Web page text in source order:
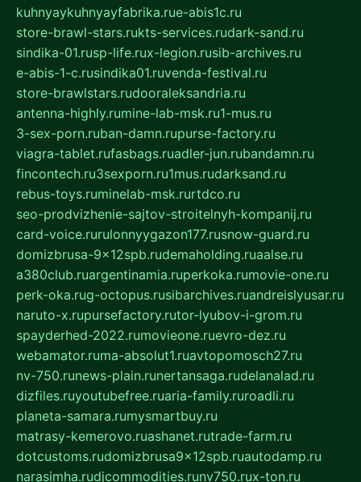
kuhnyaykuhnyayfabrika.rue-abis1c.ru
store-brawl-stars.rukts-services.rudark-sand.ru
sindika-01.rusp-life.rux-legion.rusib-archives.ru
e-abis-1-c.rusindika01.ruvenda-festival.ru
store-brawlstars.rudooraleksandria.ru
antenna-highly.rumine-lab-msk.ru1-mus.ru
3-sex-porn.ruban-damn.rupurse-factory.ru
viagra-tablet.rufasbags.ruadler-jun.rubandamn.ru
fincontech.ru3sexporn.ru1mus.rudarksand.ru
rebus-toys.ruminelab-msk.rurtdco.ru
seo-prodvizhenie-sajtov-stroitelnyh-kompanij.ru
card-voice.rurulonnyygazon177.rusnow-guard.ru
domizbrusa-9x12spb.rudemaholding.ruaalse.ru
a380club.ruargentinamia.ruperkoka.rumovie-one.ru
perk-oka.rug-octopus.rusibarchives.ruandreislyusar.ru
naruto-x.rupursefactory.rutor-lyubov-i-grom.ru
spayderhed-2022.rumovieone.ruevro-dez.ru
webamator.ruma-absolut1.ruavtopomosch27.ru
nv-750.runews-plain.runertansaga.rudelanalad.ru
dizfiles.ruyoutubefree.ruaria-family.ruroadli.ru
planeta-samara.rumysmartbuy.ru
matrasy-kemerovo.ruashanet.rutrade-farm.ru
dotcustoms.rudomizbrusa9x12spb.ruautodamp.ru
narasimha.rudjcommodities.runv750.rux-ton.ru